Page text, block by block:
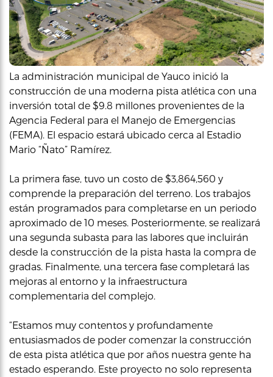
La administración municipal de Yauco inició la
construcción de una moderna pista atlética con una
inversión total de $9.8 millones provenientes de la
Agencia Federal para el Manejo de Emergencias
(FEMA). El espacio estará ubicado cerca al Estadio
Mario “Ñato” Ramírez.
La primera fase, tuvo un costo de $3,864,560 y
comprende la preparación del terreno. Los trabajos
están programados para completarse en un periodo
aproximado de 10 meses. Posteriormente, se realizará
una segunda subasta para las labores que incluirán
desde la construcción de la pista hasta la compra de
gradas. Finalmente, una tercera fase completará las
mejoras al entorno y la infraestructura
complementaria del complejo.
“Estamos muy contentos y profundamente
entusiasmados de poder comenzar la construcción
de esta pista atlética que por años nuestra gente ha
estado esperando. Este proyecto no solo representa